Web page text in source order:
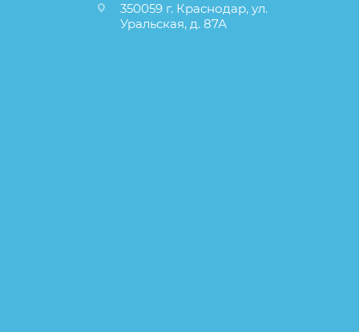
350059 г. Краснодар, ул.
Уральская, д. 87А